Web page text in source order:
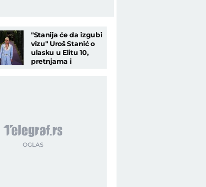
"Stanija će da izgubi
vizu" Uroš Stanić o
ulasku u Elitu 10,
pretnjama i